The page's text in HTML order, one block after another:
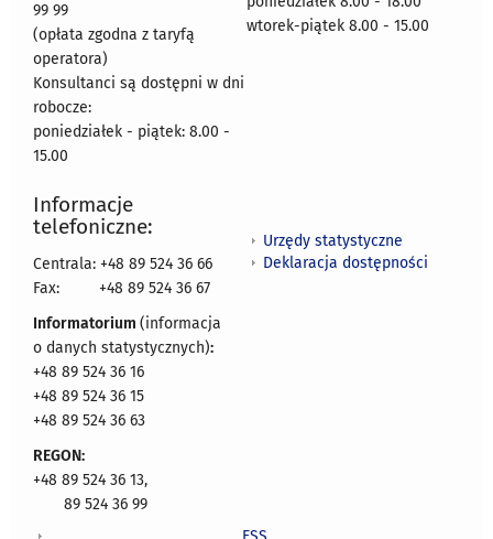
99 99
(opłata zgodna z taryfą
operatora)
Konsultanci są dostępni w dni
robocze:
poniedziałek - piątek: 8.00 -
15.00
wtorek-piątek 8.00 - 15.00
Informacje
telefoniczne:
Centrala: +48 89 524 36 66
Fax:
+48 89 524 36 67
Informatorium (informacja
o danych statystycznych):
+48 89 524 36 16
+48 89 524 36 15
+48 89 524 36 63
REGON:
+48 89 524 36 13,
89 524 36 99
Urzędy statystyczne
Deklaracja dostępności